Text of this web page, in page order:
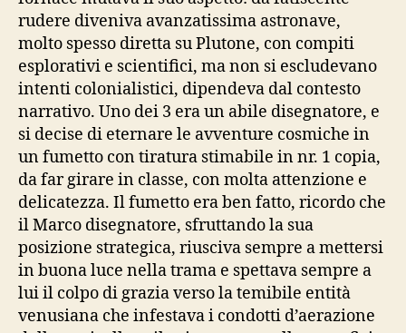
rudere diveniva avanzatissima astronave,
molto spesso diretta su Plutone, con compiti
esplorativi e scientifici, ma non si escludevano
intenti colonialistici, dipendeva dal contesto
narrativo. Uno dei 3 era un abile disegnatore, e
si decise di eternare le avventure cosmiche in
un fumetto con tiratura stimabile in nr. 1 copia,
da far girare in classe, con molta attenzione e
delicatezza. Il fumetto era ben fatto, ricordo che
il Marco disegnatore, sfruttando la sua
posizione strategica, riusciva sempre a mettersi
in buona luce nella trama e spettava sempre a
lui il colpo di grazia verso la temibile entità
venusiana che infestava i condotti d’aerazione